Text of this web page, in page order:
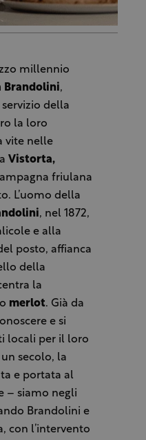
millennio
Brandolini,
della
la loro
vite nelle
Vistorta,
friulana
L’uomo della
, nel 1872,
e alla
posto, affianca
della
la
merlot. Già da
e si
locali per il loro
secolo, la
e portata al
– siamo negli
Brandolini e
con l’intervento